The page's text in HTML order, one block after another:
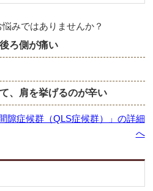
ろ側が痛い
、肩を挙げるのが辛い
隙症候群（QLS症候群）」の詳細
へ